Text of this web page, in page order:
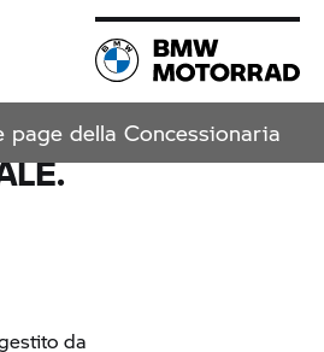
page della Concessionaria
da